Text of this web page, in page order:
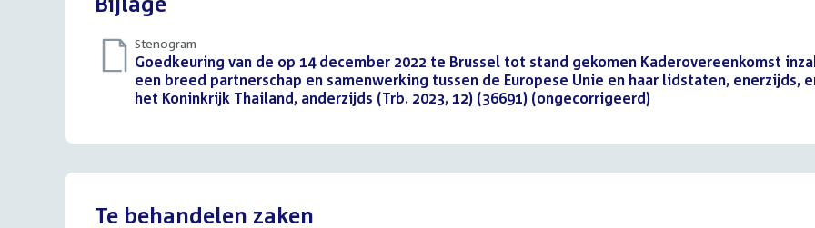
Stenogram
Download
bestand:
Goedkeuring van de op 14 december 2022 te Brussel tot stand gekomen Kaderovereenkomst
een breed partnerschap en samenwerking tussen de Europese Unie en haar lidstaten, enerzijds,
het Koninkrijk Thailand, anderzijds (Trb. 2023, 12) (36691) (ongecorrigeerd)
Te behandelen zaken